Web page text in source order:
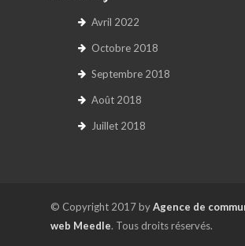
Avril 2022
Octobre 2018
Septembre 2018
Août 2018
Juillet 2018
© Copyright 2017 byAgence de
web Meedle. Tous droits réservés.